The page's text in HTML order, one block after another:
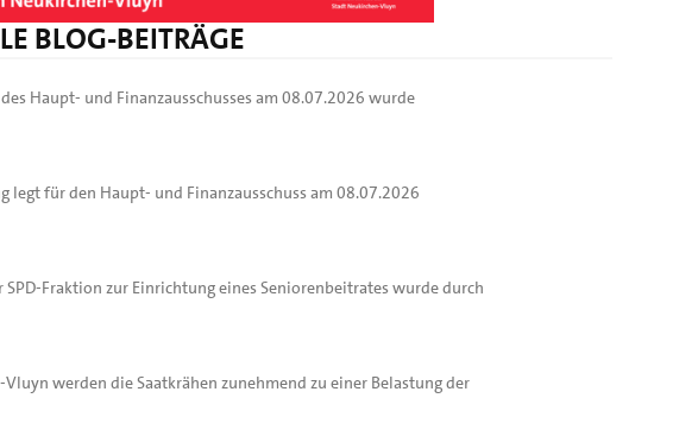
BLOG-BEITRÄGE
Haupt- und Finanzausschusses am 08.07.2026 wurde
legt für den Haupt- und Finanzausschuss am 08.07.2026
SPD-Fraktion zur Einrichtung eines Seniorenbeitrates wurde durch
werden die Saatkrähen zunehmend zu einer Belastung der